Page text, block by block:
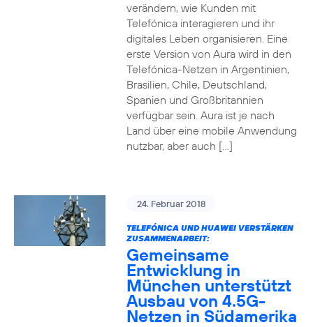
verändern, wie Kunden mit
Telefónica interagieren und ihr
digitales Leben organisieren. Eine
erste Version von Aura wird in den
Telefónica-Netzen in Argentinien,
Brasilien, Chile, Deutschland,
Spanien und Großbritannien
verfügbar sein. Aura ist je nach
Land über eine mobile Anwendung
nutzbar, aber auch […]
24. Februar 2018
TELEFÓNICA UND HUAWEI VERSTÄRKEN
ZUSAMMENARBEIT:
Gemeinsame
Entwicklung in
München unterstützt
Ausbau von 4.5G-
Netzen in Südamerika